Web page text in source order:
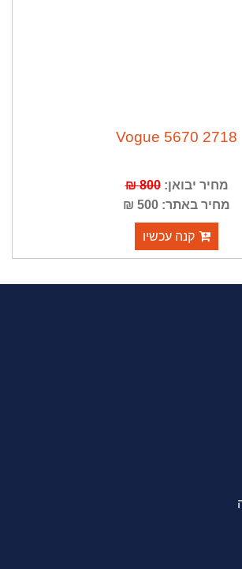
Vogue 5670 2718
מחיר יבואן:800 ₪
מחיר באתר: 500 ₪
קנה עכשיו